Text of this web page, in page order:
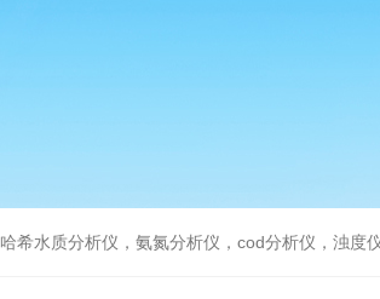
哈希水质分析仪，氨氮分析仪，cod分析仪，浊度